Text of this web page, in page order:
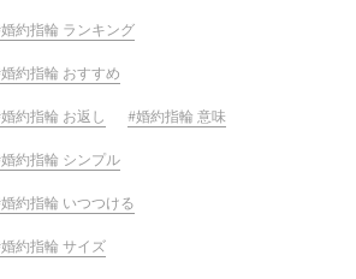
婚約指輪 ランキング
婚約指輪 おすすめ
婚約指輪 お返し 婚約指輪 意味
婚約指輪 シンプル
婚約指輪 いつつける
婚約指輪 サイズ